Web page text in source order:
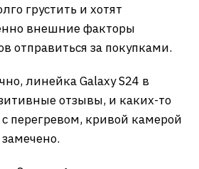
грустить и хотят
внешние факторы
отправиться за покупками.
линейка Galaxy S24 в
отзывы, и каких-то
перегревом, кривой камерой